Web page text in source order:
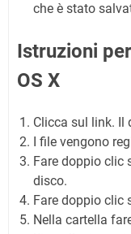
che è stato
Istruzioni
OS X
Clicca sul link. Il
I file vengono
Fare doppio clic
disco.
Fare doppio clic
Nella cartella